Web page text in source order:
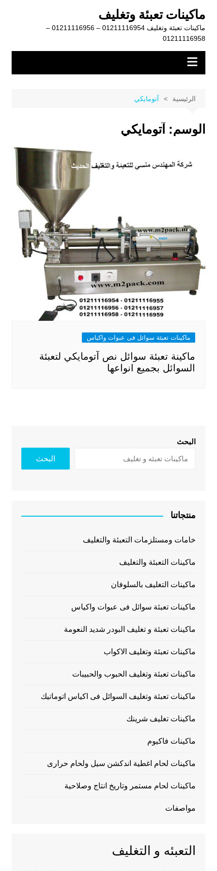
المحتوى
ماكينات تعبئة وتغليف
ماكينات تعبئة وتغليف 01211116954 – 01211116956 –
01211116958
الرئيسية آتومايكي
الوسم: آتومايكي
ماكينات تعبئة سوائل فى عبوات واكياس
ماكينة تعبئة سوائل نص آتومايكي لتعبئة
السوائل بجميع انواعها
البحث
البحث
منتجاتنا
خامات ومستلزمات التعبئة والتغليف
ماكينات التعبئة والتغليف
ماكينات التغليف بالسلوفان
ماكينات تعبئة سوائل فى عبوات واكياس
ماكينات تعبئة و تغليف البودر شديد النعومة
ماكينات تعبئة وتغليف الاكواب
ماكينات تعبئة وتغليف الحبوب والحبيبات
ماكينات تعبئة وتغليف السوائل فى اكياس اتوماتيك
ماكينات تغليف شرينك
ماكينات فاكيوم
ماكينات لحام اغطية اندكشن سيل ولحام حرارى
ماكينات لحام مستمر وتاريخ انتاج وصلاحية
مواصفات
التعبئه و التغليف